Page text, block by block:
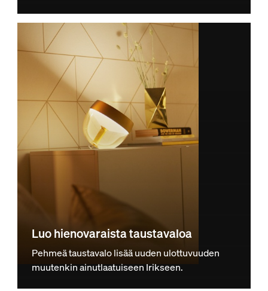
Luo hienovaraista taustavaloa
Pehmeä taustavalo lisää uuden ulottuvuuden
muutenkin ainutlaatuiseen Irikseen.